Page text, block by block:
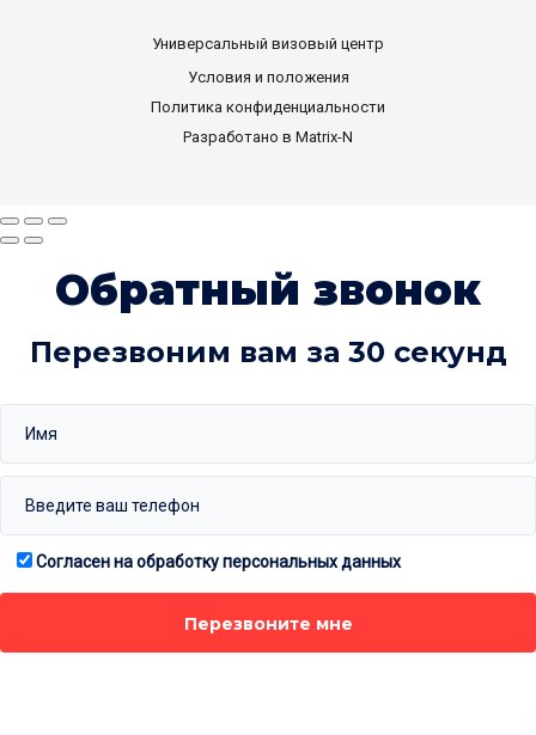
Универсальный визовый центр
Условия и положения
Политика конфиденциальности
Разработано в Matrix-N
Обратный звонок
Перезвоним вам за 30 секунд
Согласен на обработку персональных данных